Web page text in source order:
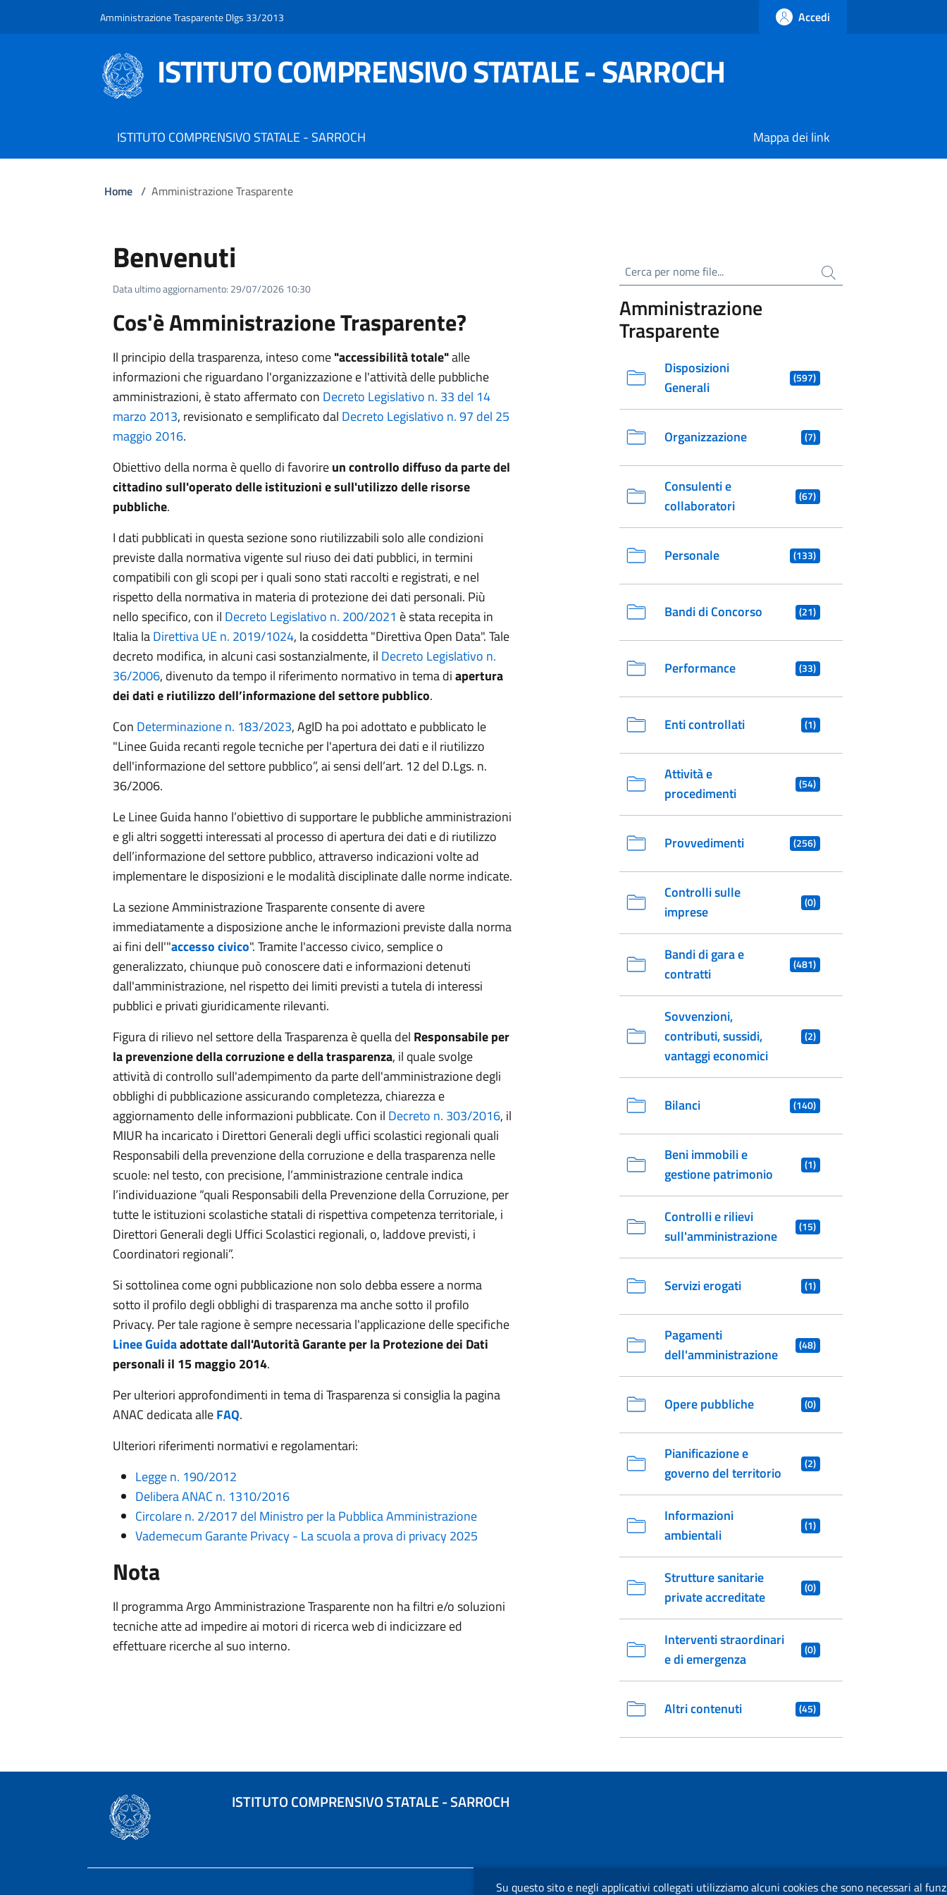
Amministrazione Trasparente Dlgs 33/2013 Accedi
ISTITUTO COMPRENSIVO STATALE - SARROCH
ISTITUTO COMPRENSIVO STATALE - SARROCH Mappa dei link
Home / Amministrazione Trasparente
Benvenuti
Data ultimo aggiornamento: 29/07/2026 10:30
Cos'è Amministrazione Trasparente?
Il principio della trasparenza, inteso come"accessibilità totale"alle
informazioni che riguardano l'organizzazione e l'attività delle pubbliche
amministrazioni, è stato affermato con Decreto Legislativo n. 33 del 14
marzo 2013, revisionato e semplificato dal Decreto Legislativo n. 97 del 25
maggio 2016.
Obiettivo della norma è quello di favorireun controllo diffuso da parte del
cittadino sull'operato delle istituzioni e sull'utilizzo delle risorse
pubbliche.
I dati pubblicati in questa sezione sono riutilizzabili solo alle condizioni
previste dalla normativa vigente sul riuso dei dati pubblici, in termini
compatibili con gli scopi per i quali sono stati raccolti e registrati, e nel
rispetto della normativa in materia di protezione dei dati personali. Più
nello specifico, con il Decreto Legislativo n. 200/2021 è stata recepita in
Italia laDirettiva UE n. 2019/1024, la cosiddetta "Direttiva Open Data". Tale
decreto modifica, in alcuni casi sostanzialmente, il Decreto Legislativo n.
36/2006, divenuto da tempo il riferimento normativo in tema diapertura
dei dati e riutilizzo dell’informazione del settore pubblico.
Con Determinazione n. 183/2023, AgID ha poi adottato e pubblicato le
"Linee Guida recanti regole tecniche per l'apertura dei dati e il riutilizzo
dell'informazione del settore pubblico”, ai sensi dell’art. 12 del D.Lgs. n.
36/2006.
Le Linee Guida hanno l’obiettivo di supportare le pubbliche amministrazioni
e gli altri soggetti interessati al processo di apertura dei dati e di riutilizzo
dell’informazione del settore pubblico, attraverso indicazioni volte ad
implementare le disposizioni e le modalità disciplinate dalle norme indicate.
La sezione Amministrazione Trasparente consente di avere
immediatamente a disposizione anche le informazioni previste dalla norma
ai fini dell'"accesso civico". Tramite l'accesso civico, semplice o
generalizzato, chiunque può conoscere dati e informazioni detenuti
dall'amministrazione, nel rispetto dei limiti previsti a tutela di interessi
pubblici e privati giuridicamente rilevanti.
Figura di rilievo nel settore della Trasparenza è quella del Responsabile per
la prevenzione della corruzione e della trasparenza, il quale svolge
attività di controllo sull'adempimento da parte dell'amministrazione degli
obblighi di pubblicazione assicurando completezza, chiarezza e
aggiornamento delle informazioni pubblicate. Con il Decreto n. 303/2016, il
MIUR ha incaricato i Direttori Generali degli uffici scolastici regionali quali
Responsabili della prevenzione della corruzione e della trasparenza nelle
scuole: nel testo, con precisione, l’amministrazione centrale indica
l’individuazione “quali Responsabili della Prevenzione della Corruzione, per
tutte le istituzioni scolastiche statali di rispettiva competenza territoriale, i
Direttori Generali degli Uffici Scolastici regionali, o, laddove previsti, i
Coordinatori regionali”.
Si sottolinea come ogni pubblicazione non solo debba essere a norma
sotto il profilo degli obblighi di trasparenza ma anche sotto il profilo
Privacy. Per tale ragione è sempre necessaria l'applicazione delle specifiche
Linee Guidaadottate dall'Autorità Garante per la Protezione dei Dati
personali il 15 maggio 2014.
Per ulteriori approfondimenti in tema di Trasparenza si consiglia la pagina
ANAC dedicata alleFAQ.
Ulteriori riferimenti normativi e regolamentari:
Legge n. 190/2012
Delibera ANAC n. 1310/2016
Circolare n. 2/2017 del Ministro per la Pubblica Amministrazione
Vademecum Garante Privacy - La scuola a prova di privacy 2025
Nota
Il programma Argo Amministrazione Trasparente non ha filtri e/o soluzioni
tecniche atte ad impedire ai motori di ricerca web di indicizzare ed
effettuare ricerche al suo interno.
Cerca per nome file
Amministrazione
Trasparente
Disposizioni
Generali
(597)
Organizzazione (7)
Consulenti e
collaboratori
(67)
Personale (133)
Bandi di Concorso (21)
Performance (33)
Enti controllati (1)
Attività e
procedimenti
(54)
Provvedimenti (256)
Controlli sulle
imprese
(0)
Bandi di gara e
contratti
(481)
Sovvenzioni,
contributi, sussidi,
vantaggi economici
(2)
Bilanci (140)
Beni immobili e
gestione patrimonio
(1)
Controlli e rilievi
sull'amministrazione
(15)
Servizi erogati (1)
Pagamenti
dell'amministrazione
(48)
Opere pubbliche (0)
Pianificazione e
governo del territorio
(2)
Informazioni
ambientali
(1)
Strutture sanitarie
private accreditate
(0)
Interventi straordinari
e di emergenza
(0)
Altri contenuti (45)
ISTITUTO COMPRENSIVO STATALE - SARROCH